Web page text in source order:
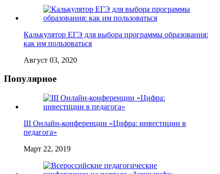
Калькулятор ЕГЭ для выбора программы образования:
как им пользоваться
Август 03, 2020
Популярное
III Онлайн-конференции «Цифра: инвестиции в
педагога»
Март 22, 2019